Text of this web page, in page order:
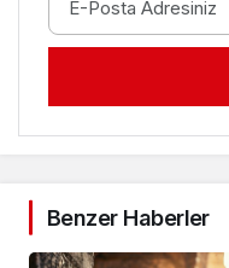
Benzer Haberler